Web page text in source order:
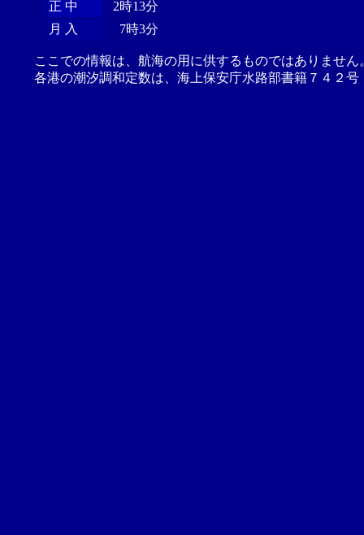
正 中
2時13分
月 入
7時3分
ここでの情報は、航海の用に供するものではありませ
各港の潮汐調和定数は、海上保安庁水路部書籍７４２